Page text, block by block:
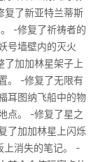
复了新亚特兰蒂斯
-修复了祈祷者的
号墙壁内的灭火
了加加林星架子上
。 -修复了无限有
耳图纳飞船中的物
点。 -修复了星之
了加加林星上闪烁
上消失的笔记。 -